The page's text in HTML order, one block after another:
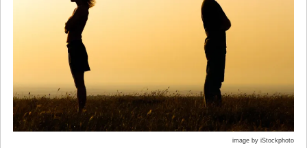
image by iStockphoto